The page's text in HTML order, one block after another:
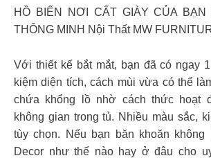
HỒ BIẾN NƠI CẤT GIÀY CỦA BẠN
THÔNG MINH Nội Thất MW
Với thiết kế bắt mắt, bạn đã có ngay
kiệm diện tích, cách mùi vừa có thể
chứa khổng lồ nhờ cách thức hoạt
không gian trong tủ. Nhiều màu sắc,
tùy chọn. Nếu bạn băn khoăn không
Decor như thế nào hay ở đâu cho